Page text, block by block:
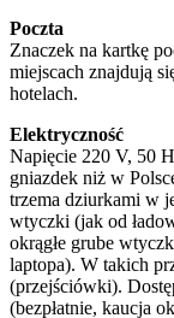
Poczta
Znaczek na kartkę
miejscach znajdują
hotelach.
Elektryczność
Napięcie 220 V, 50
gniazdek niż w
trzema dziurkami w
wtyczki (jak od
okrągłe grube
laptopa). W takich
(przejściówki).
(bezpłatnie, kaucja